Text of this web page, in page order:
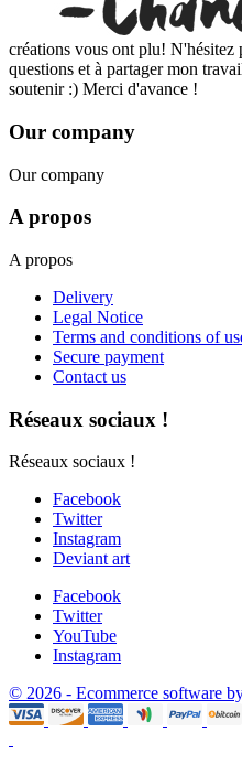
créations vous ont plu! N'hésitez
questions et à partager mon
soutenir :) Merci d'avance !
Our company
Our company
A propos
A propos
Delivery
Legal Notice
Terms and conditions of
Secure payment
Contact us
Réseaux sociaux !
Réseaux sociaux !
Facebook
Twitter
Instagram
Deviant art
Facebook
Twitter
YouTube
Instagram
© 2026 - Ecommerce software